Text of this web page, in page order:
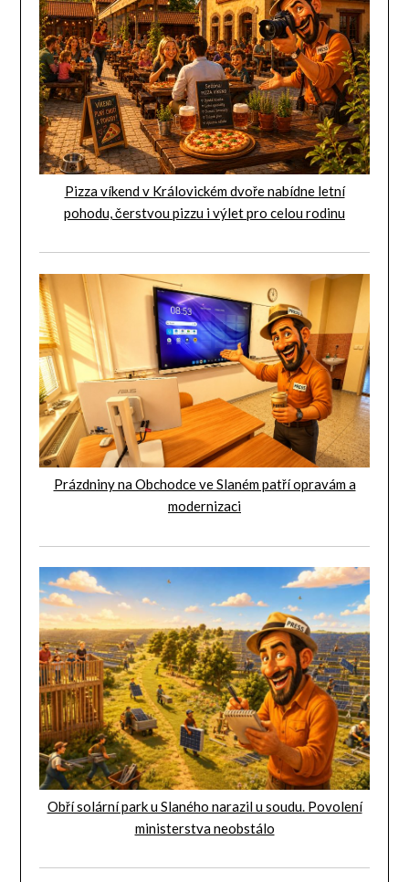
Pizza víkend v Královickém dvoře nabídne letní
pohodu, čerstvou pizzu i výlet pro celou rodinu
Prázdniny na Obchodce ve Slaném patří opravám a
modernizaci
Obří solární park u Slaného narazil u soudu. Povolení
ministerstva neobstálo